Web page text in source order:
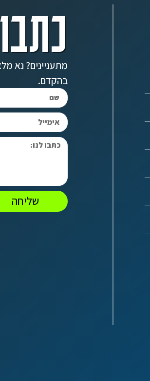
מתעניינים? נא
בהקדם.
שליחה